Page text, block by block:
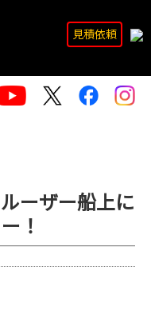
見積依頼
ーザー船上に
！